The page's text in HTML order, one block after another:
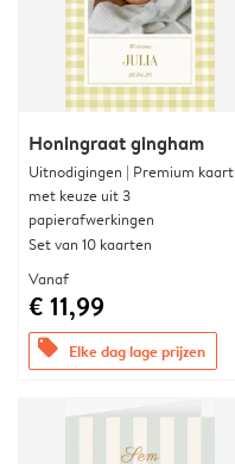
Honingraat gingham
Uitnodigingen | Premium kaart
met keuze uit 3
papierafwerkingen
Set van 10 kaarten
Vanaf
€ 11,99
offers Elke dag lage prijzen